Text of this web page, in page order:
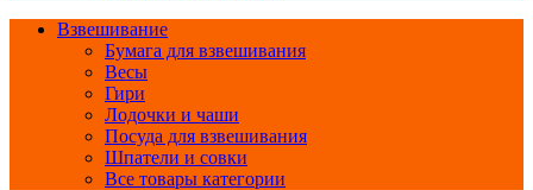
Взвешивание
Бумага для взвешивания
Весы
Гири
Лодочки и чаши
Посуда для взвешивания
Шпатели и совки
Все товары категории